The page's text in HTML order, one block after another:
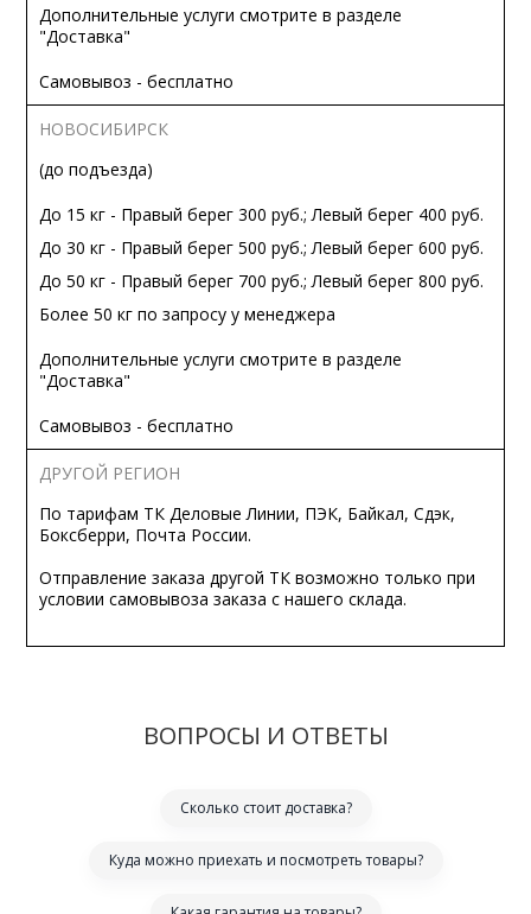
Дополнительные услуги смотрите в разделе
"Доставка"
Самовывоз - бесплатно
НОВОСИБИРСК
(до подъезда)
До 15 кг - Правый берег 300 руб.; Левый берег 400 руб.
До 30 кг - Правый берег 500 руб.; Левый берег 600 руб.
До 50 кг - Правый берег 700 руб.; Левый берег 800 руб.
Более 50 кг по запросу у менеджера
Дополнительные услуги смотрите в разделе
"Доставка"
Самовывоз - бесплатно
ДРУГОЙ РЕГИОН
По тарифам ТК Деловые Линии, ПЭК, Байкал, Сдэк,
Боксберри, Почта России.
Отправление заказа другой ТК возможно только при
условии самовывоза заказа с нашего склада.
ВОПРОСЫ И ОТВЕТЫ
Сколько стоит доставка?
Куда можно приехать и посмотреть товары?